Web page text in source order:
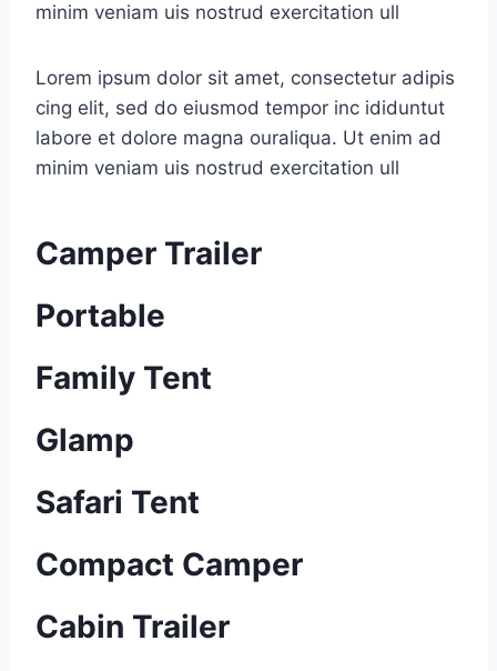
minim veniam uis nostrud exercitation ull
Lorem ipsum dolor sit amet, consectetur adipis
cing elit, sed do eiusmod tempor inc ididuntut
labore et dolore magna ouraliqua. Ut enim ad
minim veniam uis nostrud exercitation ull
Camper Trailer
Portable
Family Tent
Glamp
Safari Tent
Compact Camper
Cabin Trailer